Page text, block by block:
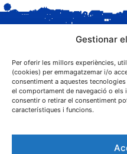
Gestionar
Per oferir les millors experiències,
(cookies) per emmagatzemar i/o
consentiment a aquestes
el comportament de navegació o
consentir o retirar el consentiment
característiques i funcions.
C. Sant Josep, 1
25243 El Palau